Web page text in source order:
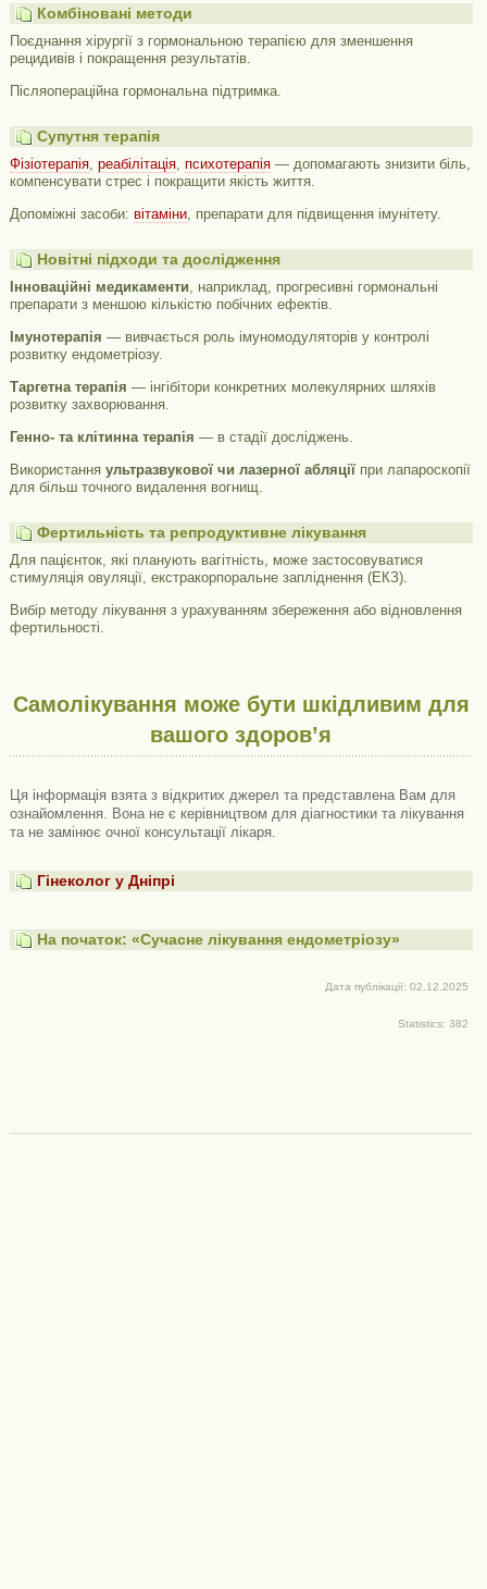
Комбіновані методи
Поєднання хірургії з гормональною терапією для зменшення
рецидивів і покращення результатів.
Післяопераційна гормональна підтримка.
Супутня терапія
Фізіотерапія, реабілітація, психотерапія— допомагають знизити біль,
компенсувати стрес і покращити якість життя.
Допоміжні засоби: вітаміни, препарати для підвищення імунітету.
Новітні підходи та дослідження
Інноваційні медикаменти, наприклад, прогресивні гормональні
препарати з меншою кількістю побічних ефектів.
Імунотерапія — вивчається роль імуномодуляторів у контролі
розвитку ендометріозу.
Таргетна терапія — інгібітори конкретних молекулярних шляхів
розвитку захворювання.
Генно- та клітинна терапія — в стадії досліджень.
Використання ультразвукової чи лазерної абляціїпри лапароскопії
для більш точного видалення вогнищ.
Фертильність та репродуктивне лікування
Для пацієнток, які планують вагітність, може застосовуватися
стимуляція овуляції, екстракорпоральне запліднення (ЕКЗ).
Вибір методу лікування з урахуванням збереження або відновлення
фертильності.
Самолікування може бути шкідливим для
вашого здоров’я
Ця інформація взята з відкритих джерел та представлена ​​Вам для
ознайомлення. Вона не є керівництвом для діагностики та лікування
та не замінює очної консультації лікаря.
Гінеколог у Дніпрі
На початок: «Сучасне лікування ендометріозу»
Дата публікації: 02.12.2025
Statistics: 382